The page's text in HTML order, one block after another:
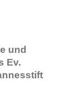
und
Ev.